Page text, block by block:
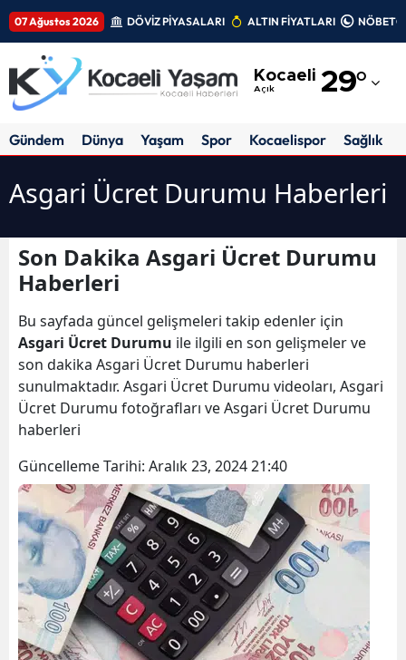
07 Ağustos 2026 DÖVİZ PİYASALARI ALTIN FİYATLARI
Kocaeli
Açık 29°
Adıyaman
Amasya
Ankara
Artvin
Aydın
Balıkesir
Bingöl
Bitlis
Bolu
Burdur
Bursa
Çanakkale
Gündem Dünya Yaşam Spor Kocaelispor Sağlık
Asgari Ücret Durumu Haberleri
Son Dakika Asgari Ücret Durumu
Haberleri
Bu sayfada güncel gelişmeleri takip edenler için
Asgari Ücret Durumu ile ilgili en son gelişmeler ve
son dakika Asgari Ücret Durumu haberleri
sunulmaktadır. Asgari Ücret Durumu videoları, Asgari
Ücret Durumu fotoğrafları ve Asgari Ücret Durumu
haberleri
Güncelleme Tarihi: Aralık 23, 2024 21:40